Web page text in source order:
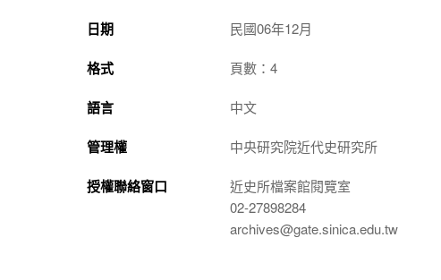
日期 民國06年12月
格式 頁數：4
語言 中文
管理權 中央研究院近代史研究所
授權聯絡窗口
近史所檔案館閱覽室
02-27898284
archives@gate.sinica.edu.tw